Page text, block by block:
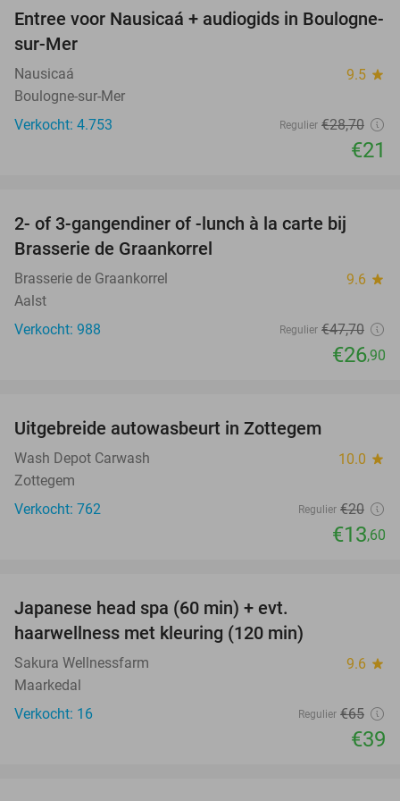
27%
Entree voor Nausicaá + audiogids in Boulogne-
sur-Mer
Nausicaá 9.5 star
Boulogne-sur-Mer
Verkocht: 4.753
Regulier €28,70
€21
44%
2- of 3-gangendiner of -lunch à la carte bij
Brasserie de Graankorrel
Brasserie de Graankorrel 9.6 star
Aalst
Verkocht: 988
Regulier €47,70
€26,90
Uitgebreide autowasbeurt in Zottegem
Wash Depot Carwash 10.0 star
Zottegem
Verkocht: 762
Regulier €20
€13,60
Japanese head spa (60 min) + evt.
haarwellness met kleuring (120 min)
Sakura Wellnessfarm 9.6 star
Maarkedal
Verkocht: 16
Regulier €65
€39